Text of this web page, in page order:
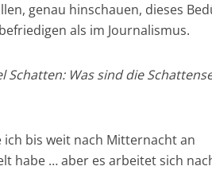
genau hinschauen, dieses
als im Journalismus.
Schatten: Was sind die
ich bis weit nach Mitternacht an
habe … aber es arbeitet sich